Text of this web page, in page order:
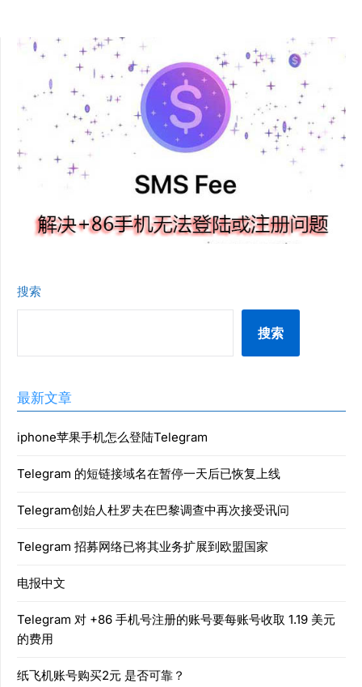
搜索
搜索
最新文章
iphone苹果手机怎么登陆Telegram
Telegram 的短链接域名在暂停一天后已恢复上线
Telegram创始人杜罗夫在巴黎调查中再次接受讯问
Telegram 招募网络已将其业务扩展到欧盟国家
电报中文
Telegram 对 +86 手机号注册的账号要每账号收取 1.19 美元
的费用
纸飞机账号购买2元 是否可靠？